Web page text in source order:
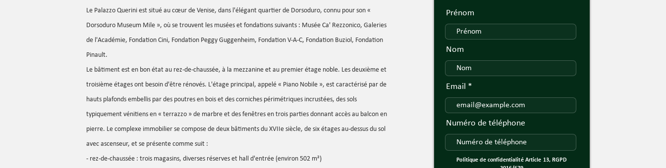
Le Palazzo Querini est situé au cœur de Venise, dans l'élégant quartier de Dorsoduro, connu pour son «
Dorsoduro Museum Mile », où se trouvent les musées et fondations suivants : Musée Ca' Rezzonico, Galeries
de l'Académie, Fondation Cini, Fondation Peggy Guggenheim, Fondation V-A-C, Fondation Buziol, Fondation
Pinault.
Le bâtiment est en bon état au rez-de-chaussée, à la mezzanine et au premier étage noble. Les deuxième et
troisième étages ont besoin d'être rénovés. L'étage principal, appelé « Piano Nobile », est caractérisé par de
hauts plafonds embellis par des poutres en bois et des corniches périmétriques incrustées, des sols
typiquement vénitiens en « terrazzo » de marbre et des fenêtres en trois parties donnant accès au balcon en
pierre. Le complexe immobilier se compose de deux bâtiments du XVIIe siècle, de six étages au-dessus du sol
avec ascenseur, et se présente comme suit :
- rez-de-chaussée : trois magasins, diverses réserves et hall d'entrée (environ 502 m²)
Prénom
Nom
Email
Numéro de téléphone
Politique de confidentialité Article 13, RGPD